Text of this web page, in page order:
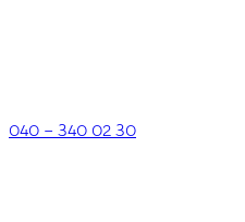
040 – 340 02 30